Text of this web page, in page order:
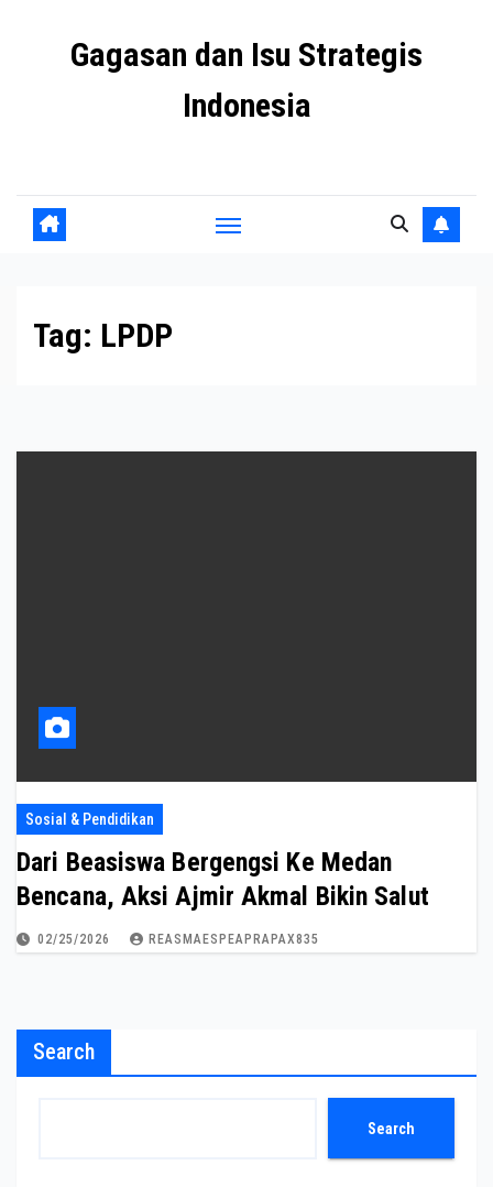
Gagasan dan Isu Strategis
Indonesia
Tag: LPDP
Sosial & Pendidikan
Dari Beasiswa Bergengsi Ke Medan
Bencana, Aksi Ajmir Akmal Bikin Salut
02/25/2026 REASMAESPEAPRAPAX835
Search
Search